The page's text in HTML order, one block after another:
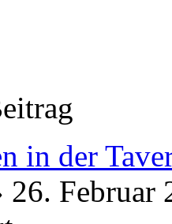
in der
26. Februar